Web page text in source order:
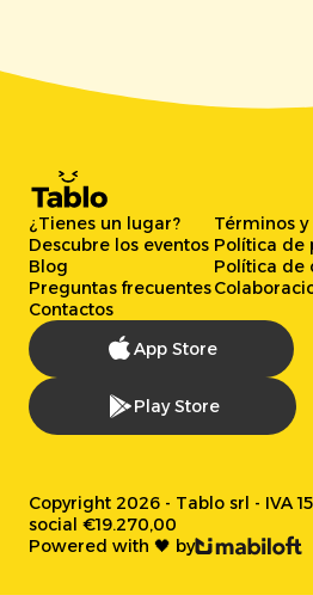
¿Tienes un lugar?
Descubre los eventos
Blog
Preguntas frecuentes
Contactos
Términos
Política de
Política de
App Store
Play Store
Copyright 2026 - Tablo srl - IVA
social €19.270,00
Powered with 🖤 by